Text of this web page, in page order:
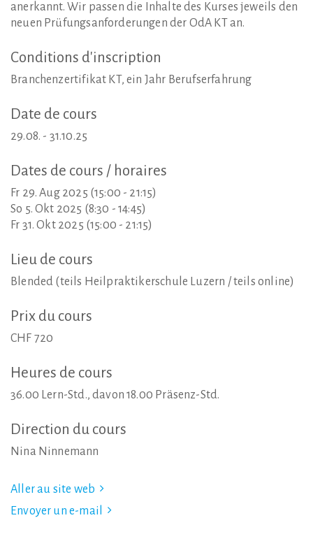
anerkannt. Wir passen die Inhalte des Kurses jeweils den
neuen Prüfungsanforderungen der OdA KT an.
Conditions d'inscription
Branchenzertifikat KT, ein Jahr Berufserfahrung
Date de cours
29.08. - 31.10.25
Dates de cours / horaires
Fr 29. Aug 2025 (15:00 - 21:15)
So 5. Okt 2025 (8:30 - 14:45)
Fr 31. Okt 2025 (15:00 - 21:15)
Lieu de cours
Blended (teils Heilpraktikerschule Luzern / teils online)
Prix du cours
CHF 720
Heures de cours
36.00 Lern-Std., davon 18.00 Präsenz-Std.
Direction du cours
Nina Ninnemann
Aller au site web
Envoyer un e-mail